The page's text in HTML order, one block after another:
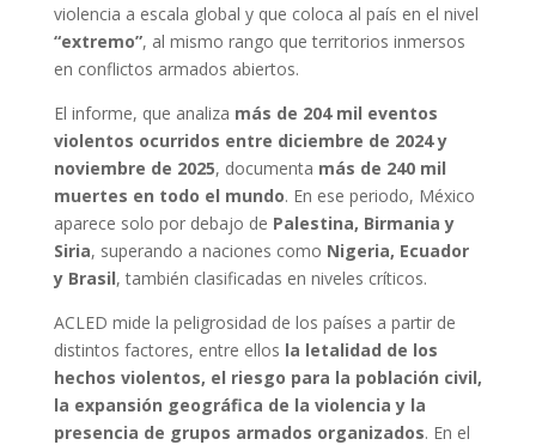
violencia a escala global y que coloca al país en el nivel
“extremo”, al mismo rango que territorios inmersos
en conflictos armados abiertos.
El informe, que analiza más de 204 mil eventos
violentos ocurridos entre diciembre de 2024 y
noviembre de 2025, documenta más de 240 mil
muertes en todo el mundo. En ese periodo, México
aparece solo por debajo de Palestina, Birmania y
Siria, superando a naciones como Nigeria, Ecuador
y Brasil, también clasificadas en niveles críticos.
ACLED mide la peligrosidad de los países a partir de
distintos factores, entre ellos la letalidad de los
hechos violentos, el riesgo para la población civil,
la expansión geográfica de la violencia y la
presencia de grupos armados organizados. En el